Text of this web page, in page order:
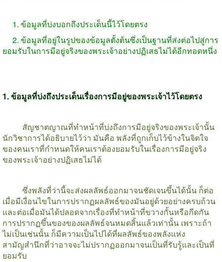
1. ข้อมูลที่บ่งบอกถึงประเด็นนี้ไว้โดยตรง
2. ข้อมูลที่อยู่ในรูปของข้อมูลตั้งต้นซึ่งเป็นฐานที่ส่งต่อไปสู่การ
ยอมรับในการมีอยู่จริงของพระเจ้าอย่างปฏิเสธไม่ได้อีกทอดหนึ่ง
1.ข้อมูลที่บ่งถึงประเด็นเรื่องการมีอยู่ของพระเจ้าไว้โดยตรง
สัญชาตญาณที่ทำหน้าที่บ่งถึงการมีอยู่จริงของพระเจ้านั้น
นักวิชาการได้อธิบายไว้ว่า มันคือ พลังที่ถูกเก็บไว้ข้างในจิตใจ
ของคนเราที่กำหนดให้คนเราต้องยอมรับในเรื่องการมีอยู่จริง
ของพระเจ้าอย่างปฏิเสธไม่ได้
ซึ่งพลังที่ว่านี้จะส่งผลลัพธ์ออกมาจนชัดเจนขึ้นได้นั้น ก็ต่อ
เมื่อมีเงื่อนไขในการปรากฏผลลัพธ์ของมันอยู่ด้วยอย่างครบถ้วน
และต่อเมื่อมันได้ปลอดจากเรื่องที่ทำหน้าที่ขวางกั้นหรือกีดกัน
การปรากฏขึ้นของของผลลัพธ์จนหมดสิ้นแล้วเท่านั้น เพราะถ้า
ไม่เป็นเช่นนั้น ก็มีความเป็นไปได้ที่ผลลัพธ์ของพลังแห่ง
สามัญสำนึกที่ว่าอาจจะไม่ปรากฏออกมาจนเป็นที่รับรู้และเป็นที่
ยอมรับ